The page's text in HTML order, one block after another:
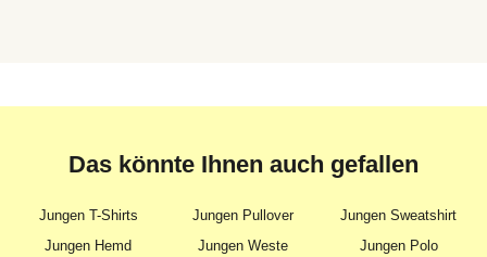
Das könnte Ihnen auch gefallen
Jungen T-Shirts Jungen Pullover
Jungen Sweatshirt
Jungen Hemd
Jungen Weste
Jungen Polo